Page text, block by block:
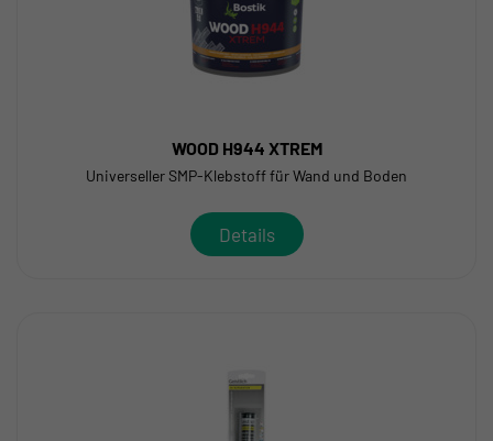
WOOD H944 XTREM
Universeller SMP-Klebstoff für Wand und Boden
Details